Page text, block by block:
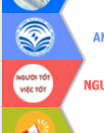
Tháo gỡ những vướng mắc, đẩy mạnh
công tác cải cách thủ tục hành chính
tại Trung tâm Phục vụ hành chính
công tỉnh
Đắk Lắk: Tôn vinh 46 giải pháp tại Hội
thi Sáng tạo Kỹ thuật 2024 - 2025
Đắk Lắk rà soát, điều chỉnh Đề án 190
về phát triển nuôi trồng thủy sản
Phó Chủ tịch UBND tỉnh Đắk Lắk
Trương Công Thái kiểm tra thực địa
Dự án cao tốc Khánh Hòa - Buôn Ma
Thuột